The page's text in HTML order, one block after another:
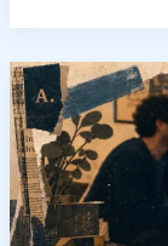
:
tarifs,
fonctionnement
et
conseils
pour
réussir
votre